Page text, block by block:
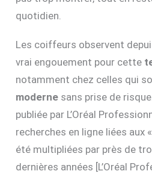
quotidien.
Les coiffeurs observent
vrai engouement pour cette
notamment chez celles qui
moderne sans prise de
publiée par L’Oréal
recherches en ligne liées aux
été multipliées par près de
dernières années [L’Oréal